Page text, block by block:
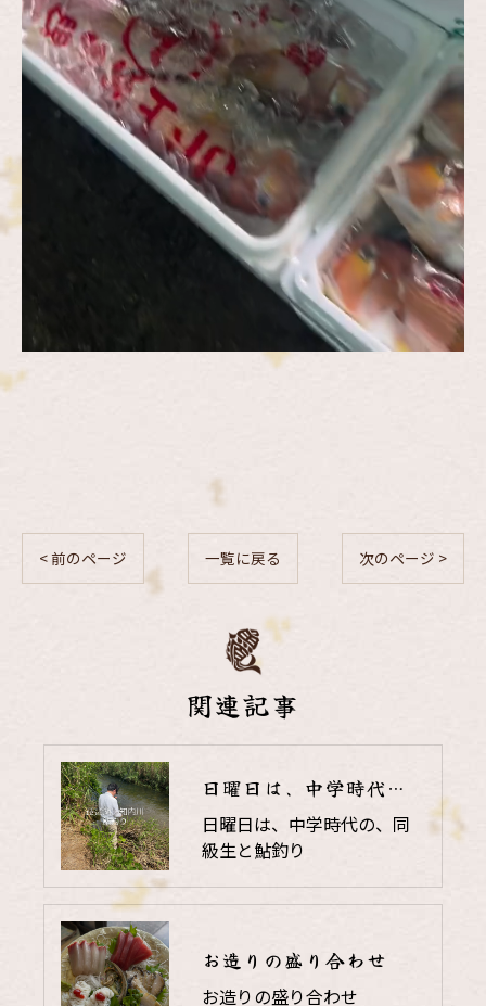
< 前のページ 一覧に戻る 次のページ >
関連記事
日曜日は、中学時代の、同級生と鮎釣り
日曜日は、中学時代の、同
級生と鮎釣り
お造りの盛り合わせ
お造りの盛り合わせ